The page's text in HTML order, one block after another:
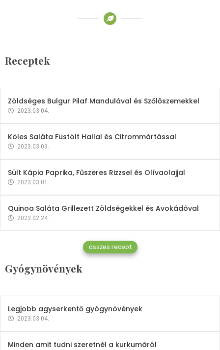
Receptek
2023.03.06.
Zöldséges Bulgur Pilaf Mandulával és Szőlőszemekkel
2023.03.04.
Köles Saláta Füstölt Hallal és Citrommártással
2023.03.03.
Sült Kápia Paprika, Fűszeres Rizzsel és Olívaolajjal
2023.03.01.
Quinoa Saláta Grillezett Zöldségekkel és Avokádóval
2023.02.24.
összes recept
Gyógynövények
Gyógynövények
Mindent a petrezselyemről
2023.12.21.
Legjobb agyserkentő gyógynövények
2023.03.04.
Minden amit tudni szeretnél a kurkumáról